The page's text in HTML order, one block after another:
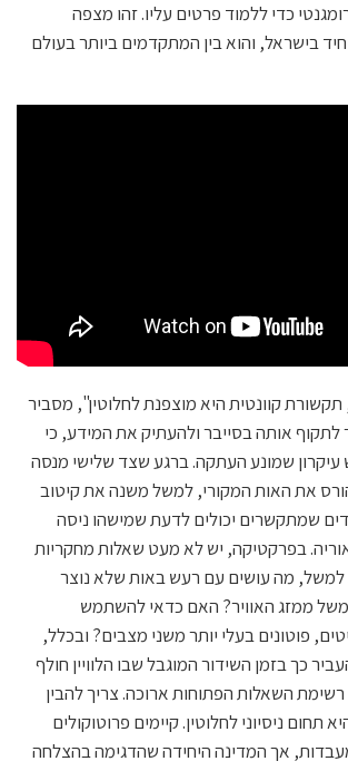
כדי ללמוד פרטים עליו. זהו מצפה
בישראל, והוא בין המתקדמים ביותר בעולם
קוונטית היא מוצפנת לחלוטין", מסביר
לתקוף אותה בסייבר ולהעתיק את המידע, כי
עיקרון שמונע העתקה. ברגע שצד שלישי מנסה
את האות המקורי, למשל משנה את קיטוב
שמתקשרים יכולים לדעת שמישהו ניסה
בפרקטיקה, יש לא מעט שאלות מחקריות
למשל, מה עושים עם רעש באות שלא נוצר
ממזג האוויר? האם כדאי להשתמש
פוטונים בעלי יותר משני מצבים? ובכלל,
כך בזמן השידור המוגבל שבו הלוויין חולף
השאלות הפתוחות ארוכה. צריך להבין
תחום ניסיוני לחלוטין. קיימים פרוטוקולים
אך המדינה היחידה שהדגימה בהצלחה